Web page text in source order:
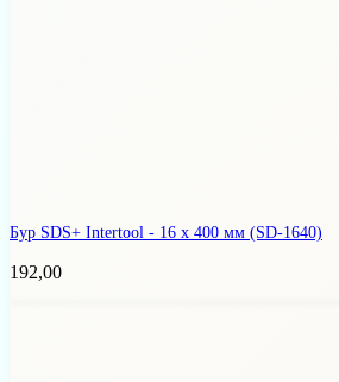
Бур SDS+ Intertool - 16 х 400 мм (SD-1640)
192,00